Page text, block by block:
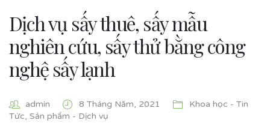
Dịch vụ sấy thuê, sấy mẫu
nghiên cứu, sấy thử bằng công
nghệ sấy lạnh
admin 8 Tháng Năm, 2021
Khoa học - Tin
Tức, Sản phẩm - Dịch vụ